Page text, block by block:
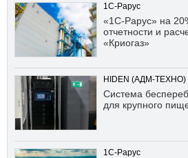
1С-Рарус
«1С-Рарус» на
отчетности и
«Криогаз»
HIDEN (АДМ-ТЕХНО)
Система
для крупного
1С-Рарус